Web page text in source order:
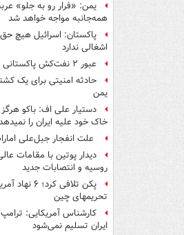
یمن: «فرار رو به جلو»
همه‌جانبه‌ مواجه خواهد شد
پاکستان: اسرائیل هیچ
اشغالی ندارد
عبور ۲ نفت‌کش پاکستانی از تنگه باب‌المندب
حادثه امنیتی برای یک
یمن
دستیار علی اف: باکو هرگز
خاک خود علیه ایران را
علت انفجار جبل‌علی
دیدار پوتین با مقامات
روسیه و انتصابات جدید
پکن تلافی
تحریمهای چین
کارشناس آمریکایی:
ایران تسلیم نمی‌شود